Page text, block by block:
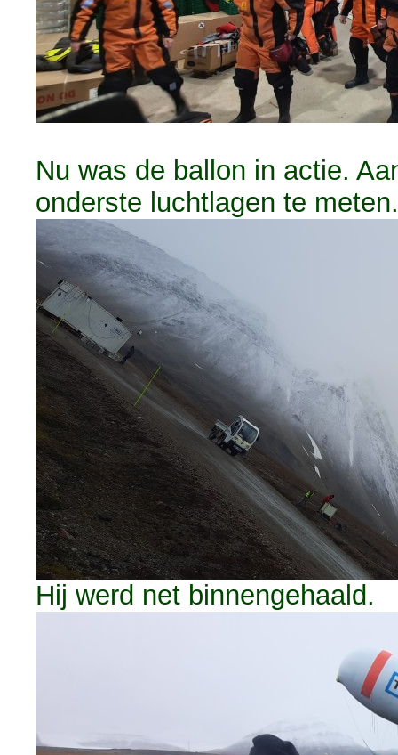
Nu was de ballon in actie.
onderste luchtlagen te meten.
Hij werd net binnengehaald.